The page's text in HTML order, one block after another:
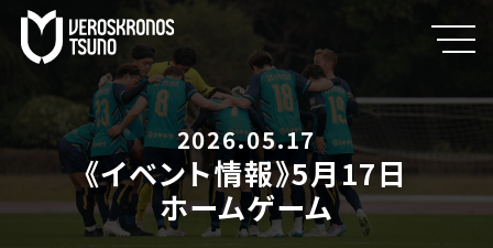
2026.05.17
《イベント情報》5月17日
ホームゲーム